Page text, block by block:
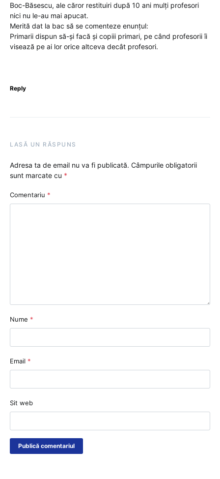
Boc-Băsescu, ale căror restituiri după 10 ani mulţi profesori
nici nu le-au mai apucat.
Merită dat la bac să se comenteze enunţul:
Primarii dispun să-şi facă şi copiii primari, pe când profesorii îi
visează pe ai lor orice altceva decât profesori.
Reply
LASĂ UN RĂSPUNS
Adresa ta de email nu va fi publicată. Câmpurile obligatorii
sunt marcate cu *
Comentariu *
Nume *
Email *
Sit web